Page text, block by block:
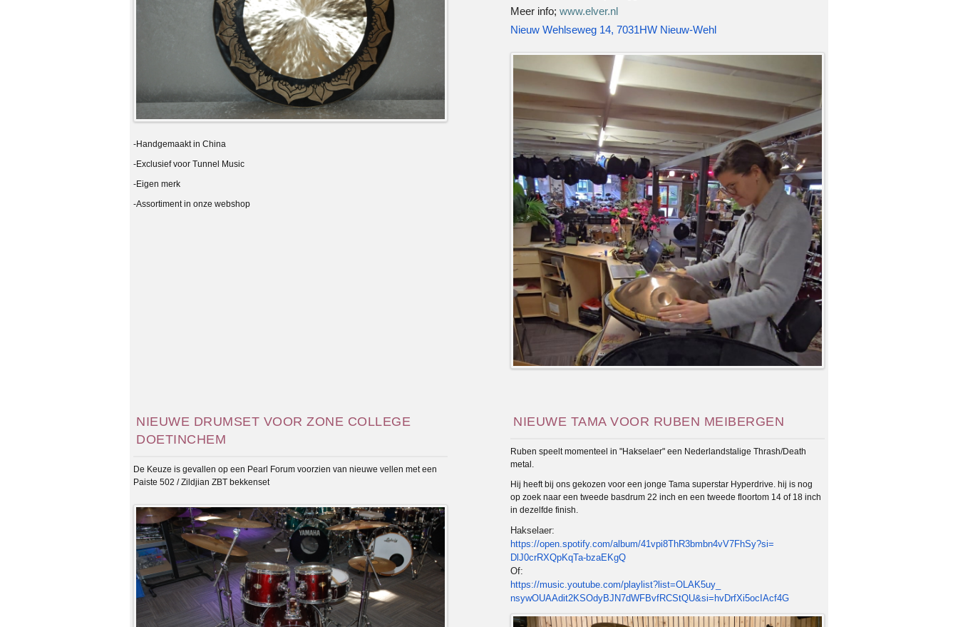
-Handgemaakt in China
-Exclusief voor Tunnel Music
-Eigen merk
-Assortiment in onze webshop
Meer info; www.elver.nl
Nieuw Wehlseweg 14, 7031HW Nieuw-Wehl
NIEUWE DRUMSET VOOR ZONE COLLEGE
DOETINCHEM
De Keuze is gevallen op een Pearl Forum voorzien van nieuwe vellen met een
Paiste 502 / Zildjian ZBT bekkenset
NIEUWE TAMA VOOR RUBEN MEIBERGEN
Ruben speelt momenteel in "Hakselaer" een Nederlandstalige Thrash/Death
metal.
Hij heeft bij ons gekozen voor een jonge Tama superstar Hyperdrive. hij is nog
op zoek naar een tweede basdrum 22 inch en een tweede floortom 14 of 18 inch
in dezelfde finish.
Hakselaer:
https://open.spotify.com/album/41vpi8ThR3bmbn4vV7FhSy?si=
DlJ0crRXQpKqTa-bzaEKgQ
Of:
https://music.youtube.com/playlist?list=OLAK5uy_
nsywOUAAdit2KSOdyBJN7dWFBvfRCStQU&si=hvDrfXi5ocIAcf4G